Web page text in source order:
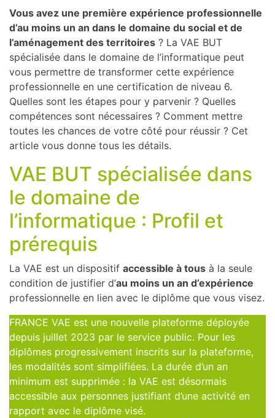
Vous avez une première expérience professionnelle
d’au moins un an dans le domaine du social et de
l’aménagement des territoires ? La VAE BUT
spécialisée dans le domaine de l’informatique peut
vous permettre de transformer cette expérience
professionnelle en une certification de niveau 6.
Quelles sont les étapes pour y parvenir ? Quelles
compétences sont nécessaires ? Comment mettre
toutes les chances de votre côté pour réussir ? Cet
article vous donne tous les détails.
VAE BUT spécialisée dans
le domaine de
l’informatique : Profil et
prérequis
La VAE est un dispositif accessible à tous à la seule
condition de justifier d’au moins un an d’expérience
professionnelle en lien avec le diplôme que vous visez.
FRANCE VAE est une nouvelle plateforme déployée
depuis juillet 2023 par le service public. Pour les
diplômes progressivement inscrits sur la plateforme,
les modalités sont simplifiées. La durée d’un an
minimum est supprimée : la VAE est désormais
accessible aux personnes justifiant d’une activité en
rapport avec le diplôme visé.